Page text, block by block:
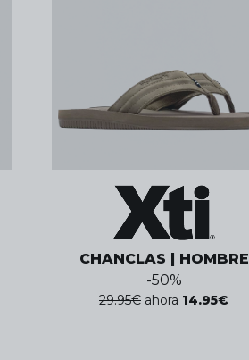
CHANCLAS | HOMBRE
-50%
29.95€ ahora 14.95€